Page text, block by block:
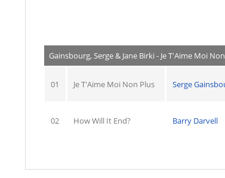
Gainsbourg, Serge & Jane Birki - Je T'Aime Moi
01 Je T'Aime Moi Non Plus Serge
02 How Will It End? Barry Darvell